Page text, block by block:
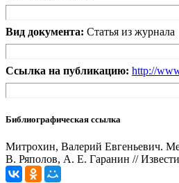
Вид документа: Статья из журнала
Ссылка на публикацию: http://
Библиографическая ссылка
Митрохин, Валерий Евгеньевич.
В. Ряполов, А. Е. Гаранин //